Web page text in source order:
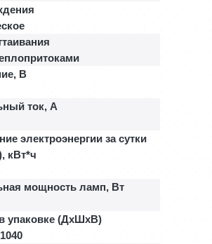
В
ток, A
электроэнергии за сутки
кВт*ч
мощность ламп, Вт
упаковке (ДхШхВ)